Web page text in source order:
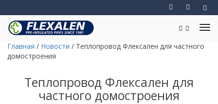
Главная / Новости / Теплопровод Флексален для частного
домостроения
Теплопровод Флексален для
частного домостроения